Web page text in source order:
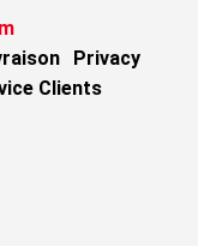
Privacy
Clients